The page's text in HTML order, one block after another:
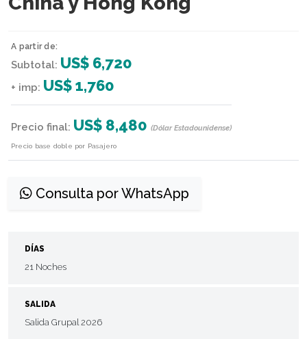
A partir de:
Subtotal: US$ 6,720
+ imp: US$ 1,760
Precio final: US$ 8,480 (Dólar Estadounidense)
Precio base doble por Pasajero
Consulta por WhatsApp
DÍAS
21 Noches
SALIDA
Salida Grupal 2026